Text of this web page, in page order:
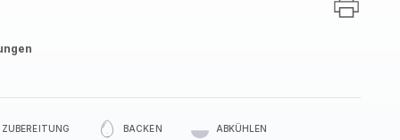
ZUBEREITUNG BACKEN ABKÜHLEN